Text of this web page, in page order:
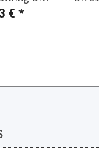
Stück
€ *